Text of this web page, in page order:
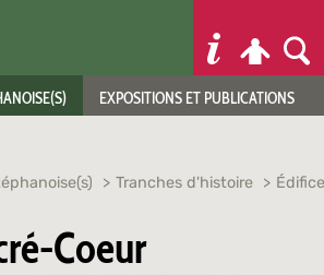
EXPOSITIONS ET PUBLICATIONS
Tranches d'histoire
Coeur